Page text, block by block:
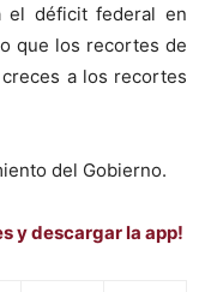
el déficit federal en
que los recortes de
a los recortes
del Gobierno.
y descargar la app!